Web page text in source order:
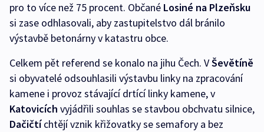
pro to více než 75 procent. Občané Losiné na Plzeňsku
si zase odhlasovali, aby zastupitelstvo dál bránilo
výstavbě betonárny v katastru obce.
Celkem pět referend se konalo na jihu Čech. VŠevětíně
si obyvatelé odsouhlasili výstavbu linky na zpracování
kamene i provoz stávající drtící linky kamene, v
Katovicích vyjádřili souhlas se stavbou obchvatu silnice,
Dačičtíchtějí vznik křižovatky se semafory a bez